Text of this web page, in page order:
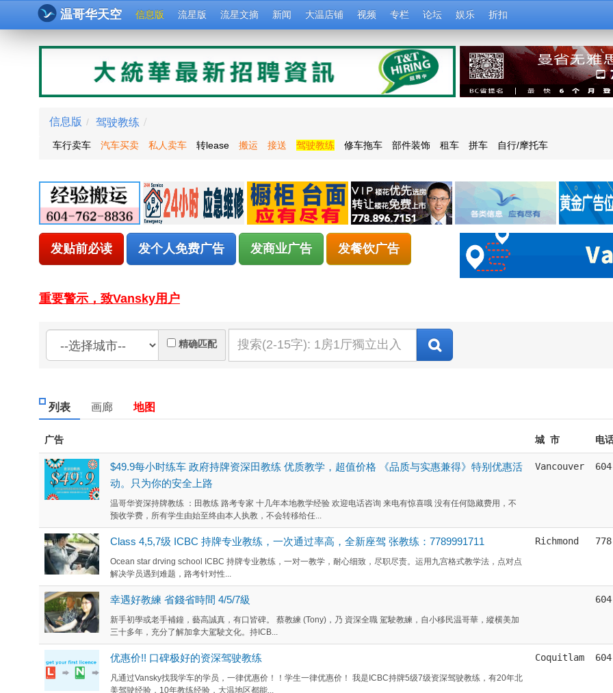
温哥华天空 信息版 流星版 流星文摘 新闻 大温店铺 视频 专栏 论坛 娱乐 折扣
信息版 / 驾驶教练 /
车行卖车 汽车买卖 私人卖车 转lease 搬运 接送 驾驶教练 修车拖车 部件装饰 租车 拼车 自行/摩托车
发贴前必读 发个人免费广告 发商业广告 发餐饮广告
重要警示，致Vansky用户
精确匹配
列表 画廊 地图
广告 城 市 电
$49.9每小时练车 政府持牌资深田教练 优质教学，超值价格 《品质与实惠兼得》特别优惠活
动。只为你的安全上路
温哥华资深持牌教练 ：田教练 路考专家 十几年本地教学经验 欢迎电话咨询 来电有惊喜哦 没有任何隐藏费用，不
预收学费，所有学生由始至终由本人执教，不会转移给任...
Vancouver
Class 4,5,7级 ICBC 持牌专业教练，一次通过率高，全新座驾 张教练：7789991711
Ocean star drving school ICBC 持牌专业教练，一对一教学，耐心细致，尽职尽责。运用九宫格式教学法，点对点
解决学员遇到难题，路考针对性...
Richmond
幸遇好教練 省錢省時間 4/5/7級
新手初學或老手補鐘，藝高誠真，有口皆碑。 蔡教練 (Tony)，乃 資深全職 駕駛教練，自小移民温哥華，縱横美加
三十多年，充分了解加拿大駕駛文化。持ICB...
优惠价!! 口碑极好的资深驾驶教练
凡通过Vansky找我学车的学员，一律优惠价！！学生一律优惠价！ 我是ICBC持牌5级7级资深驾驶教练，有20年北
美驾驶经验，10年教练经验，大温地区都能...
Coquitlam